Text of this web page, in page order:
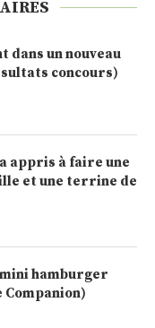
dans un nouveau
concours)
appris à faire une
et une terrine de
hamburger
Companion)